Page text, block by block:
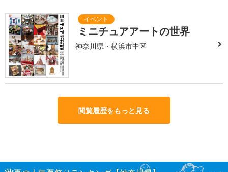
ミニチュアアートの世界
神奈川県・横浜市中区
閲覧履歴をもっと見る